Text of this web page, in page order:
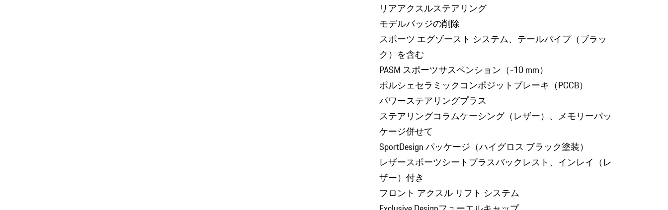
リアアクスルステアリング
モデルバッジの削除
スポーツ エグゾースト システム、テールパイプ（ブラッ
ク）を含む
PASM スポーツサスペンション（-10 mm）
ポルシェセラミックコンポジットブレーキ（PCCB）
パワーステアリングプラス
ステアリングコラムケーシング（レザー）、メモリーパッ
ケージ併せて
SportDesign パッケージ（ハイグロス ブラック塗装）
レザースポーツシートプラスバックレスト、インレイ（レ
ザー）付き
フロント アクスル リフト システム